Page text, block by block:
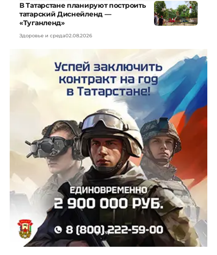
В Татарстане планируют построить
татарский Диснейленд —
«Туганленд»
Здоровье и среда02.08.2026